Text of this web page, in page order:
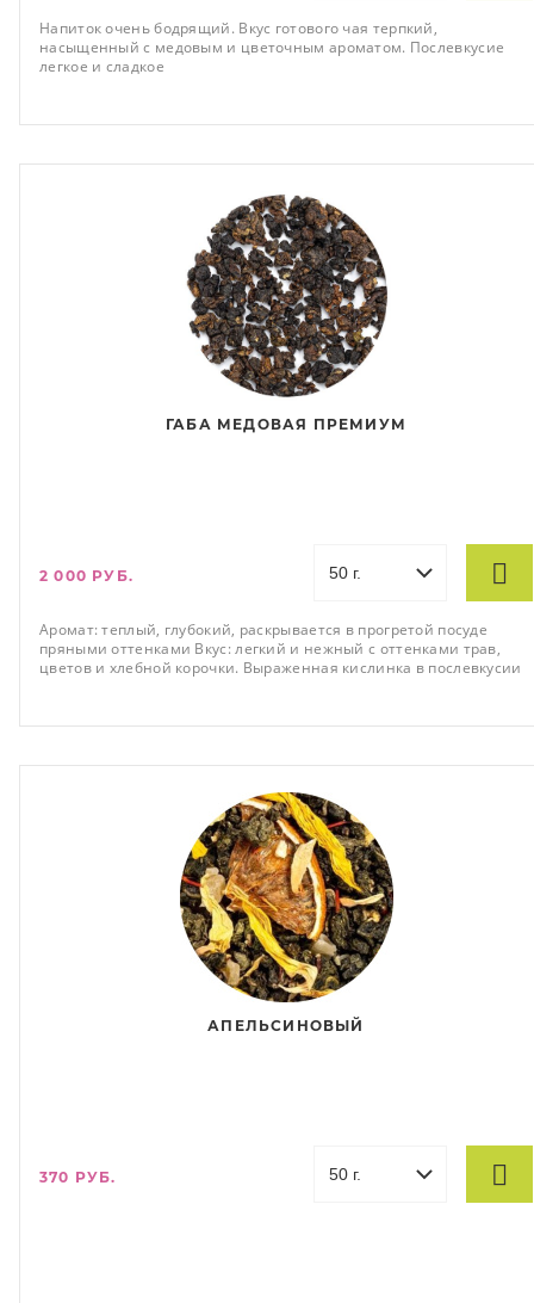
Напиток очень бодрящий. Вкус готового чая терпкий,
насыщенный с медовым и цветочным ароматом. Послевкусие
легкое и сладкое
ГАБА МЕДОВАЯ ПРЕМИУМ
2 000 РУБ.
Аромат: теплый, глубокий, раскрывается в прогретой посуде
пряными оттенками Вкус: легкий и нежный с оттенками трав,
цветов и хлебной корочки. Выраженная кислинка в послевкусии
АПЕЛЬСИНОВЫЙ
370 РУБ.